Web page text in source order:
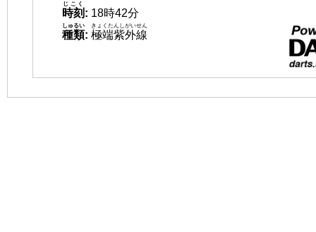
時刻
じこく
: 18時42分
種類
しゅるい
: 極端紫外線
きょくたんしがいせん